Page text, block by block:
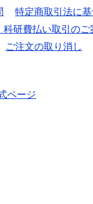
特定商取引法に
科研費払い取引のご
ご注文の取り消し
ページ